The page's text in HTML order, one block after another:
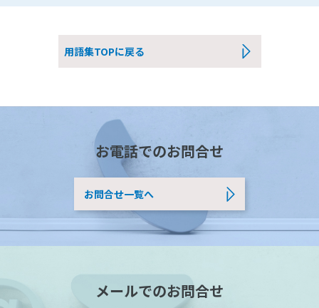
用語集TOPに戻る
お電話でのお問合せ
お問合せ一覧へ
メールでのお問合せ